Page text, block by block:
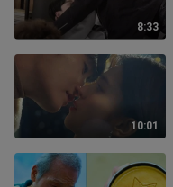
8:33
10:01